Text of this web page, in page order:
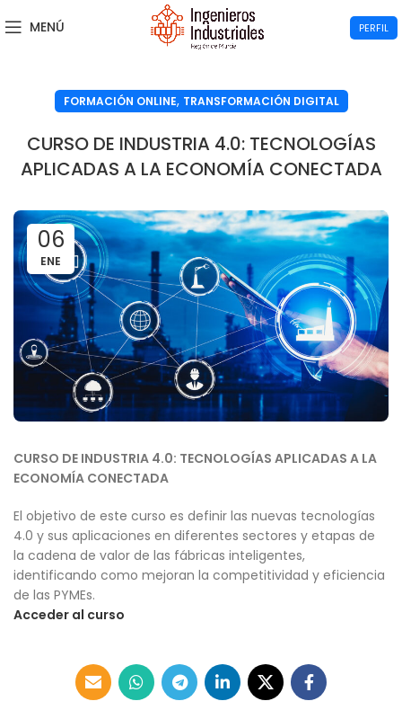
MENÚ PERFIL
FORMACIÓN ONLINE, TRANSFORMACIÓN DIGITAL
CURSO DE INDUSTRIA 4.0: TECNOLOGÍAS
APLICADAS A LA ECONOMÍA CONECTADA
06
ENE
CURSO DE INDUSTRIA 4.0: TECNOLOGÍAS APLICADAS A LA
ECONOMÍA CONECTADA
El objetivo de este curso es definir las nuevas tecnologías
4.0 y sus aplicaciones en diferentes sectores y etapas de
la cadena de valor de las fábricas inteligentes,
identificando como mejoran la competitividad y eficiencia
de las PYMEs.
Acceder al curso